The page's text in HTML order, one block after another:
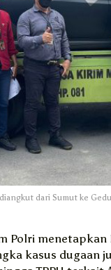
dari Sumut ke
Polri menetapkan
kasus dugaan